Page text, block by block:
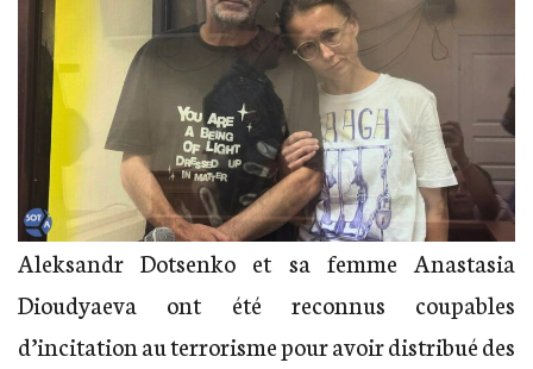
Aleksandr Dotsenko et sa femme Anastasia
Dioudyaeva ont été reconnus coupables
d’incitation au terrorismepour avoir distribué des